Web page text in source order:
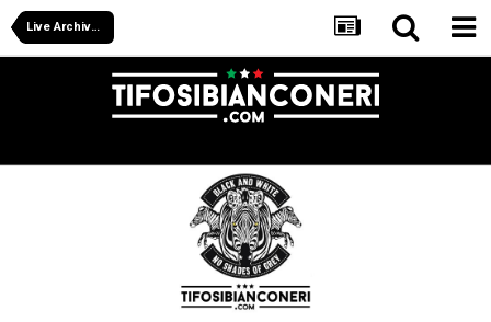
Live Archive Juventus Women 2018/19